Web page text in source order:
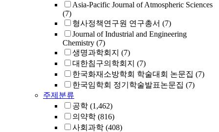
Asia-Pacific Journal of Atmospheric Sciences
(7)
형사정책연구원 연구총서 (7)
Journal of Industrial and Engineering
Chemistry (7)
생명과학회지 (7)
대한침구의학회지 (7)
한국화재소방학회 학술대회 논문집 (7)
한국임학회 정기학술발표논문집 (7)
주제분류
공학 (1,462)
의약학 (816)
사회과학 (408)